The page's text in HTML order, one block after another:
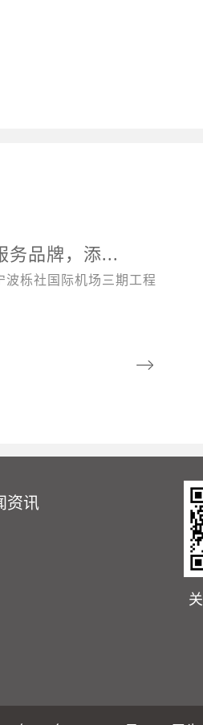
务品牌，添...
波栎社国际机场三期工程
资讯